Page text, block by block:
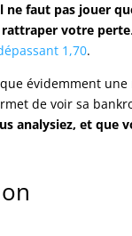
ne faut pas jouer
rattraper votre perte
1,70.
évidemment
de voir sa
analysiez, et que